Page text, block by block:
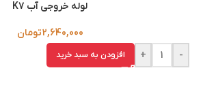
لوله خروجي آب K7
2,640,000تومان
-
+ افزودن به سبد خرید